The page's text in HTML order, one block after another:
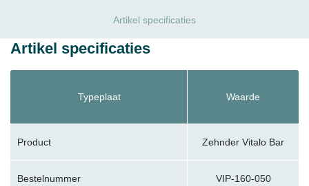
Artikel specificaties
Artikel specificaties
Typeplaat Waarde
Product Zehnder Vitalo Bar
Bestelnummer VIP-160-050